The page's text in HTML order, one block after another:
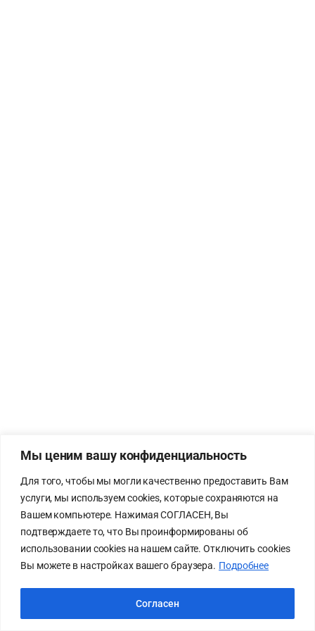
Мы ценим вашу конфиденциальность
Для того, чтобы мы могли качественно предоставить Вам
услуги, мы используем cookies, которые сохраняются на
Вашем компьютере. Нажимая СОГЛАСЕН, Вы
подтверждаете то, что Вы проинформированы об
использовании cookies на нашем сайте. Отключить cookies
Вы можете в настройках вашего браузера. Подробнее
Согласен